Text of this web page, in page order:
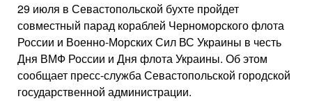
29 июля в Севастопольской бухте пройдет
совместный парад кораблей Черноморского флота
России и Военно-Морских Сил ВС Украины в честь
Дня ВМФ России и Дня флота Украины. Об этом
сообщает пресс-служба Севастопольской городской
государственной администрации.